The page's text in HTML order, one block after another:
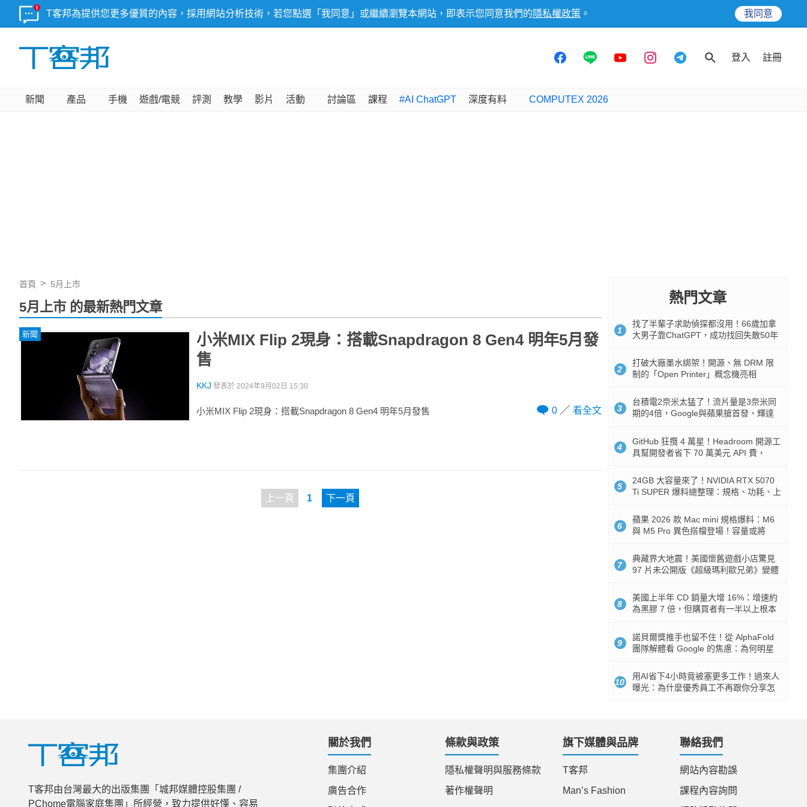
T客邦為提供您更多優質的內容，採用網站分析技術，若您點選「我同意」或繼續瀏覽本網站，即表示您同意我們的 隱私權政策 。 我同意
登入 註冊
新聞 產品 手機 遊戲/電競 評測 教學 影片 活動 討論區 課程 #AI ChatGPT 深度有料 COMPUTEX 2026
首頁 5月上市
5月上市 的最新熱門文章
新聞
小米MIX Flip 2現身：搭載Snapdragon 8 Gen4 明年5月發
售
KKJ 發表於 2024年9月02日 15:30
小米MIX Flip 2現身：搭載Snapdragon 8 Gen4 明年5月發售 0 看全文
上一頁 1 下一頁
熱門文章
1
找了半輩子求助偵探都沒用！66歲加拿
大男子靠ChatGPT，成功找回失散50年
2
打破大廠墨水綁架！開源、無 DRM 限
制的「Open Printer」概念機亮相
3
台積電2奈米太猛了！流片量是3奈米同
期的4倍，Google與蘋果搶首發、輝達
4
GitHub 狂攬 4 萬星！Headroom 開源工
具幫開發者省下 70 萬美元 API 費，
5
24GB 大容量來了！NVIDIA RTX 5070
Ti SUPER 爆料總整理：規格、功耗、上
6
蘋果 2026 款 Mac mini 規格爆料：M6
與 M5 Pro 異色搭檔登場！容量或將
7
典藏界大地震！美國懷舊遊戲小店驚見
97 片未公開版《超級瑪利歐兄弟》變體
8
美國上半年 CD 銷量大增 16%：增速約
為黑膠 7 倍，但購買者有一半以上根本
9
諾貝爾獎推手也留不住！從 AlphaFold
團隊解體看 Google 的焦慮：為何明星
10
用AI省下4小時竟被塞更多工作！過來人
曝光：為什麼優秀員工不再跟你分享怎
T客邦由台灣最大的出版集團「城邦媒體控股集團 /
PChome電腦家庭集團」所經營，致力提供好懂、容易
關於我們
集團介紹
廣告合作
條款與政策
隱私權聲明與服務條款
著作權聲明
旗下媒體與品牌
T客邦
Man’s Fashion
聯絡我們
網站內容勘誤
課程內容詢問